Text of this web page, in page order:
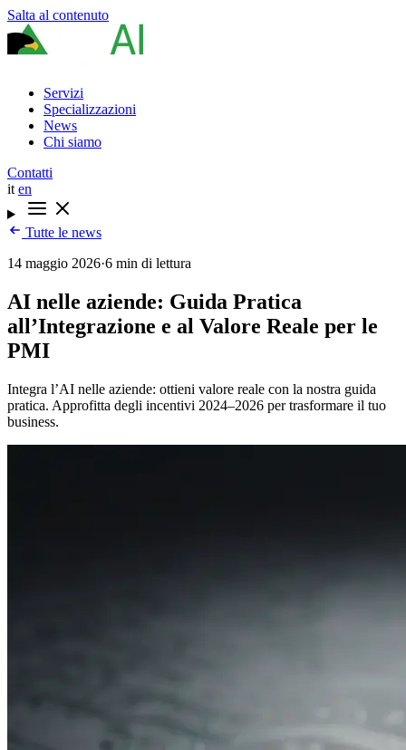
Salta al contenuto
Servizi
Specializzazioni
News
Chi siamo
Contatti
it en
Tutte le news
14 maggio 2026·6 min di lettura
AI nelle aziende: Guida Pratica
all’Integrazione e al Valore Reale per le
PMI
Integra l’AI nelle aziende: ottieni valore reale con la nostra guida
pratica. Approfitta degli incentivi 2024–2026 per trasformare il tuo
business.